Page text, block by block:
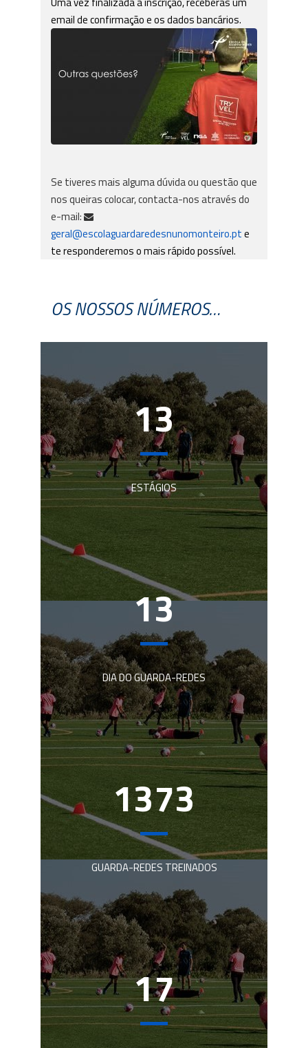
email de confirmação e os dados bancários.
Se tiveres mais alguma dúvida ou questão que
nos queiras colocar, contacta-nos através do
e-mail:
geral@escolaguardaredesnunomonteiro.pte
te responderemos o mais rápido possível.
OS NOSSOS NÚMEROS…
13
ESTÁGIOS
13
DIA DO GUARDA-REDES
1373
GUARDA-REDES TREINADOS
17